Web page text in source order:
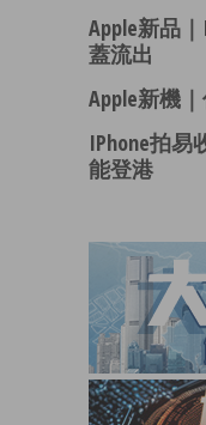
Apple新品
蓋流出
Apple新機
IPhone拍易
能登港